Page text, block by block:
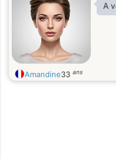
A
Amandine33 ans